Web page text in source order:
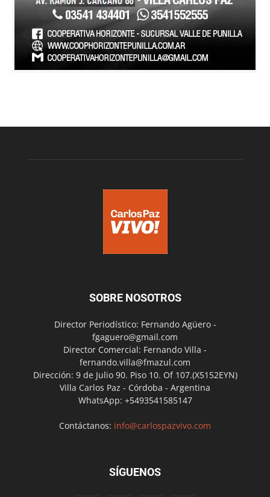
SOBRE NOSOTROS
Director Periodístico: Fernando Agüero -
fgaguero@gmail.com
Director Comercial: Fernando Villa -
fernando.villa@fmazul.com
Dirección: 9 de Julio 90. Piso 10. Of 107.(X5152EYN)
Villa Carlos Paz - Córdoba - Argentina
WhatsApp: +5493541585147
Contáctanos: info@carlospazvivo.com
SÍGUENOS